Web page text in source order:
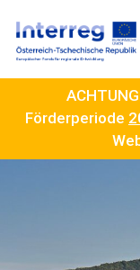
Förderperiode